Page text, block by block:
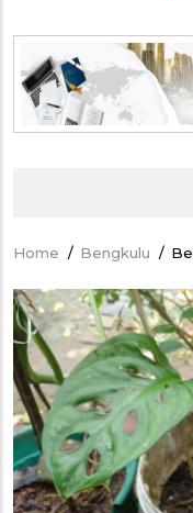
Breadcrumb
Home / Bengkulu /